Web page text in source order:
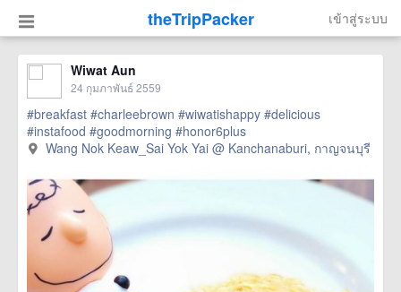
theTripPacker เข้าสู่ระบบ
Wiwat Aun
24 กุมภาพันธ์ 2559
#breakfast #charleebrown #wiwatishappy #delicious
#instafood #goodmorning #honor6plus
Wang Nok Keaw_Sai Yok Yai @ Kanchanaburi, กาญจนบุรี